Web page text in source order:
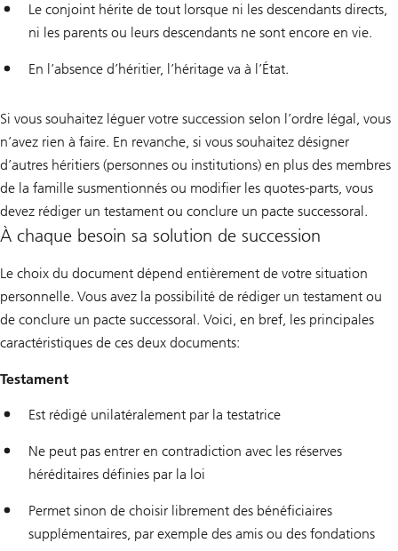
Le conjoint hérite de tout lorsque ni les descendants directs,
ni les parents ou leurs descendants ne sont encore en vie.
En l’absence d’héritier, l’héritage va à l’État.
Si vous souhaitez léguer votre succession selon l’ordre légal, vous
n’avez rien à faire. En revanche, si vous souhaitez désigner
d’autres héritiers (personnes ou institutions) en plus des membres
de la famille susmentionnés ou modifier les quotes-parts, vous
devez rédiger un testament ou conclure un pacte successoral.
À chaque besoin sa solution de succession
Le choix du document dépend entièrement de votre situation
personnelle. Vous avez la possibilité de rédiger un testament ou
de conclure un pacte successoral. Voici, en bref, les principales
caractéristiques de ces deux documents:
Testament
Est rédigé unilatéralement par la testatrice
Ne peut pas entrer en contradiction avec les réserves
héréditaires définies par la loi
Permet sinon de choisir librement des bénéficiaires
supplémentaires, par exemple des amis ou des fondations